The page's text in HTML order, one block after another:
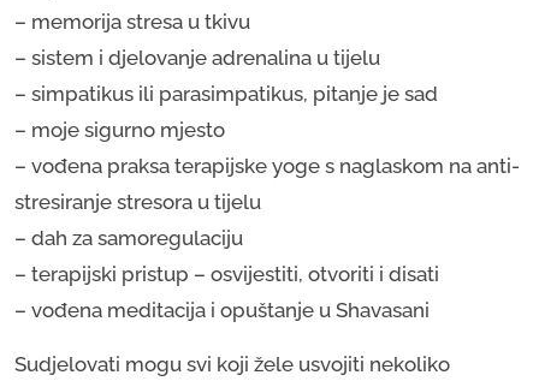
– memorija stresa u tkivu
– sistem i djelovanje adrenalina u tijelu
– simpatikus ili parasimpatikus, pitanje je sad
– moje sigurno mjesto
– vođena praksa terapijske yoge s naglaskom na anti-
stresiranje stresora u tijelu
– dah za samoregulaciju
– terapijski pristup – osvijestiti, otvoriti i disati
– vođena meditacija i opuštanje u Shavasani
Sudjelovati mogu svi koji žele usvojiti nekoliko